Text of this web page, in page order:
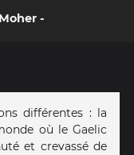
-
différentes : la
où le Gaelic
et crevassé de